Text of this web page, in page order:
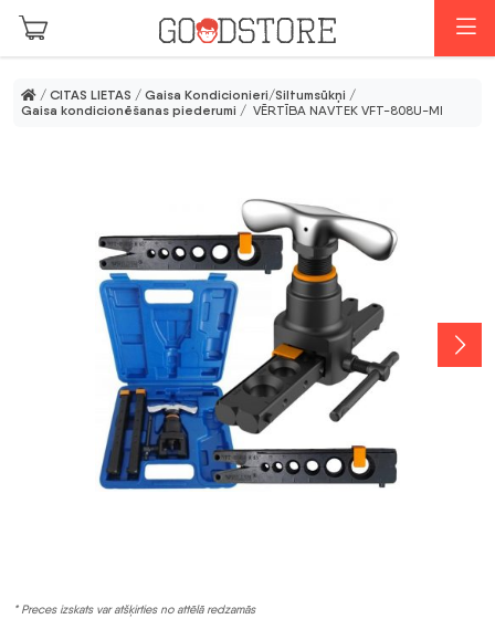
Skip to main content
/ CITAS LIETAS / Gaisa Kondicionieri/Siltumsūkņi /
Gaisa kondicionēšanas piederumi / VĒRTĪBA NAVTEK VFT-808U-MI
* Preces izskats var atšķirties no attēlā redzamās